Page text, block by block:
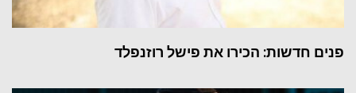
פנים חדשות: הכירו את פישל רוזנפלד